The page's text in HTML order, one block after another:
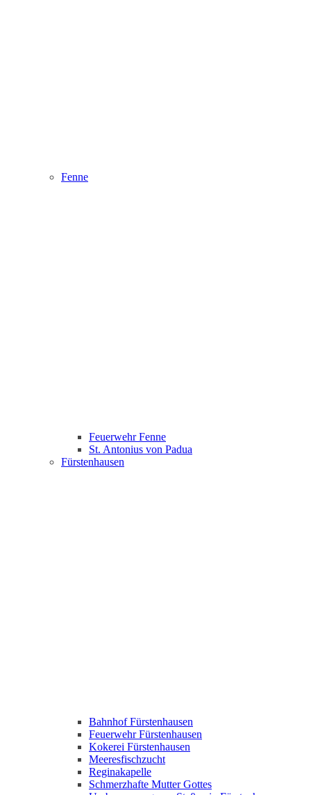
Fenne
Feuerwehr Fenne
St. Antonius von Padua
Fürstenhausen
Bahnhof Fürstenhausen
Feuerwehr Fürstenhausen
Kokerei Fürstenhausen
Meeresfischzucht
Reginakapelle
Schmerzhafte Mutter Gottes